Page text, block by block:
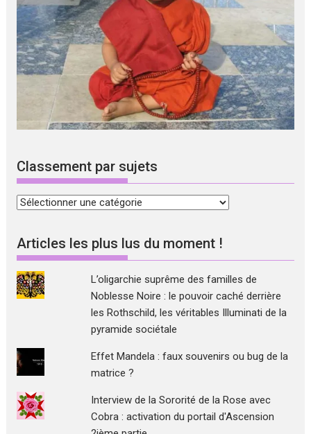
Classement par sujets
Classement
sujets
Articles les plus lus du moment !
L’oligarchie suprême des familles de
Noblesse Noire : le pouvoir caché derrière
les Rothschild, les véritables Illuminati de la
pyramide sociétale
Effet Mandela : faux souvenirs ou bug de la
matrice ?
Interview de la Sororité de la Rose avec
Cobra : activation du portail d'Ascension